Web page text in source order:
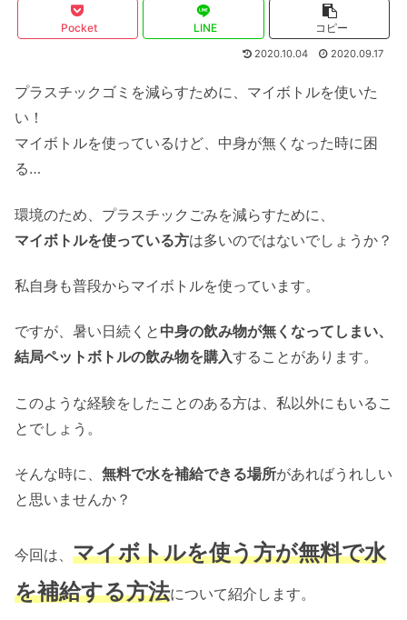
Pocket LINE コピー
2020.10.04 2020.09.17
プラスチックゴミを減らすために、マイボトルを使いた
い！
マイボトルを使っているけど、中身が無くなった時に困
る…
環境のため、プラスチックごみを減らすために、
マイボトルを使っている方は多いのではないでしょうか？
私自身も普段からマイボトルを使っています。
ですが、暑い日続くと 中身の飲み物が無くなってしまい、
結局ペットボトルの飲み物を購入することがあります。
このような経験をしたことのある方は、私以外にもいるこ
とでしょう。
そんな時に、 無料で水を補給できる場所があればうれしい
と思いませんか？
今回は、 マイボトルを使う方が無料で水
を補給する方法について紹介します。